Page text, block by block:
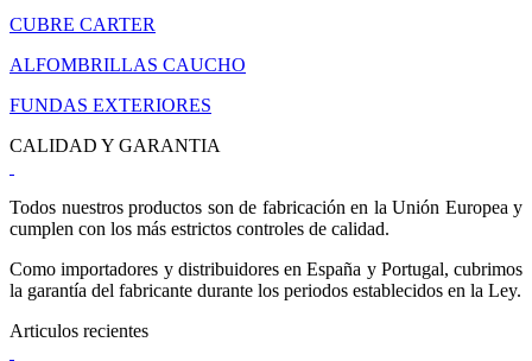
CUBRE CARTER
ALFOMBRILLAS CAUCHO
FUNDAS EXTERIORES
CALIDAD Y GARANTIA
Todos nuestros productos son de fabricación en la Unión Europea y
cumplen con los más estrictos controles de calidad.
Como importadores y distribuidores en España y Portugal, cubrimos
la garantía del fabricante durante los periodos establecidos en la Ley.
Articulos recientes